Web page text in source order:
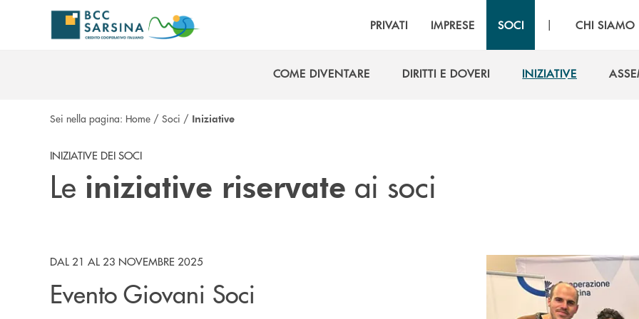
Salta al contenuto principale
PRIVATI IMPRESE SOCI | CHI SIAMO
COME DIVENTARE
DIRITTI E DOVERI
INIZIATIVE
Sei nella pagina: Home / Soci / Iniziative
INIZIATIVE DEI SOCI
Le iniziative riservate ai soci
DAL 21 AL 23 NOVEMBRE 2025
Evento Giovani Soci